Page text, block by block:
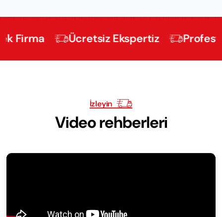
Ücretsiz Ekspertiz Profesyonel
İzleyin
Video rehberleri